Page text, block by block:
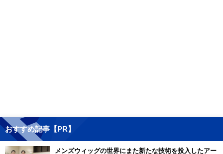
おすすめ記事【PR】
メンズウィッグの世界にまた新たな技術を投入したアー